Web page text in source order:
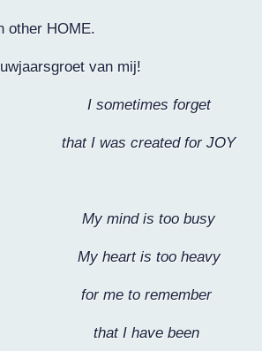
other HOME.
van mij!
I sometimes forget
that I was created for JOY
My mind is too busy
My heart is too heavy
for me to remember
that I have been